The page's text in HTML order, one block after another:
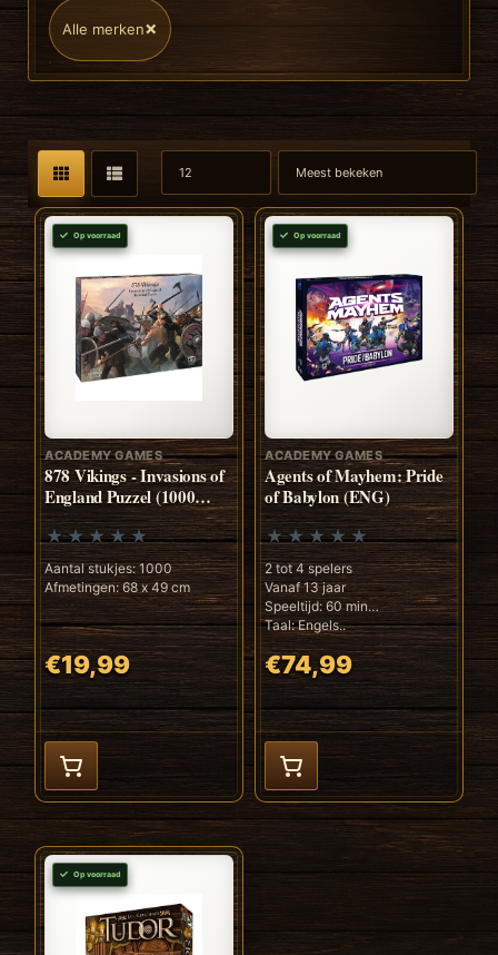
Alle merken×
Op voorraad
ACADEMY GAMES
878 Vikings - Invasions of
England Puzzel (1000
Stukjes)
Aantal stukjes: 1000
Afmetingen: 68 x 49 cm
€19,99
Op voorraad
ACADEMY GAMES
Agents of Mayhem: Pride
of Babylon (ENG)
2 tot 4 spelers
Vanaf 13 jaar
Speeltijd: 60 min
Taal: Engels..
€74,99
Op voorraad